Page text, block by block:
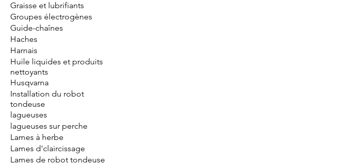
Graisse et lubrifiants
Groupes électrogènes
Guide-chaînes
Haches
Harnais
Huile liquides et produits
nettoyants
Husqvarna
Installation du robot
tondeuse
lagueuses
lagueuses sur perche
Lames à herbe
Lames d'claircissage
Lames de robot tondeuse